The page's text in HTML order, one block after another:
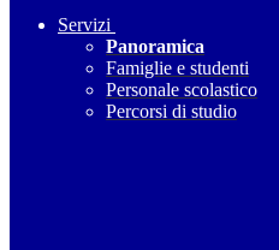
Servizi
Panoramica
Famiglie e studenti
Personale scolastico
Percorsi di studio